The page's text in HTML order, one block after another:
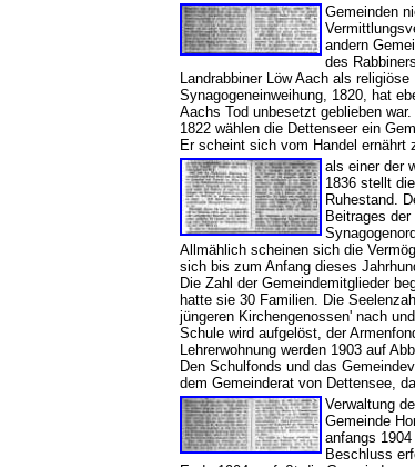
Gemeinden
andern
des
Landrabbiner Löw Aach als
Synagogeneinweihung, 1820, hat
Aachs Tod unbesetzt geblieben war.
1822 wählen die Dettenseer ein
Er scheint sich vom Handel ernährt
als einer der
1836 stellt
Ruhestand.
Beitrages
Allmählich scheinen sich die
sich bis zum Anfang dieses
Die Zahl der Gemeindemitglieder
hatte sie 30 Familien. Die
jüngeren Kirchengenossen' nach
Schule wird aufgelöst, der
Lehrerwohnung werden 1903 auf
Den Schulfonds und das
dem Gemeinderat von Dettensee,
Verwaltung
Gemeinde
anfangs
Beschluss